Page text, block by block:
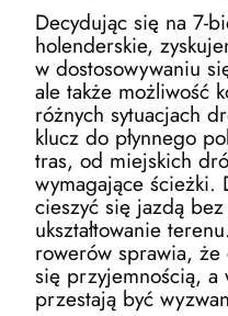
Decydując się na 7-
holenderskie,
w dostosowywaniu
ale także możliwość
różnych sytuacjach
klucz do płynnego
tras, od miejskich
wymagające ścieżki.
cieszyć się jazdą
ukształtowanie
rowerów sprawia,
się przyjemnością, a
przestają być